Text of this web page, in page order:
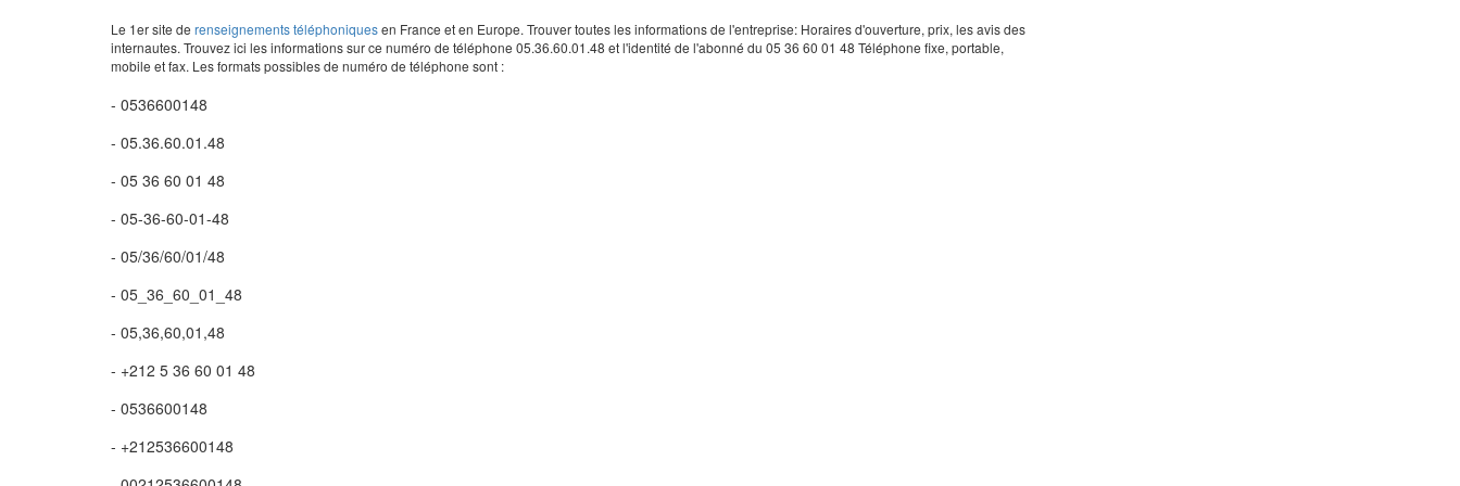
Le 1er site de renseignements téléphoniquesen France et en Europe. Trouver toutes les informations de l'entreprise: Horaires d'ouverture, prix, les avis des
internautes. Trouvez ici les informations sur ce numéro de téléphone 05.36.60.01.48 et l'identité de l'abonné du 05 36 60 01 48 Téléphone fixe, portable,
mobile et fax. Les formats possibles de numéro de téléphone sont :
- 0536600148
- 05.36.60.01.48
- 05 36 60 01 48
- 05-36-60-01-48
- 05/36/60/01/48
- 05_36_60_01_48
- 05,36,60,01,48
- +212 5 36 60 01 48
- 0536600148
- +212536600148